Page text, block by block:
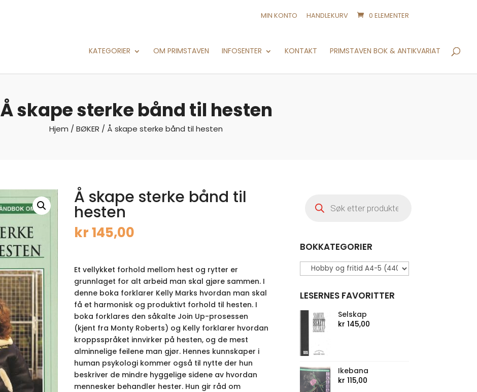
MIN KONTO HANDLEKURV 0 ELEMENTER
KATEGORIER OM PRIMSTAVEN INFOSENTER KONTAKT PRIMSTAVEN BOK & ANTIKVARIAT
Å skape sterke bånd til hesten
Hjem /BØKER / Å skape sterke bånd til hesten
Å skape sterke bånd til
hesten
kr145,00
Et vellykket forhold mellom hest og rytter er
grunnlaget for alt arbeid man skal gjøre sammen. I
denne boka forklarer Kelly Marks hvordan man skal
få et harmonisk og produktivt forhold til hesten. I
boka forklares den såkalte Join Up-prosessen
(kjent fra Monty Roberts) og Kelly forklarer hvordan
kroppsspråket innvirker på hesten, og de mest
alminnelige feilene man gjør. Hennes kunnskaper i
human psykologi kommer også til nytte der hun
beskriver de mindre hyggelige sidene av hvordan
mennesker behandler hester. Hun gir råd om
search
BOKKATEGORIER
LESERNES FAVORITTER
Selskap
kr 145,00
Ikebana
kr 115,00